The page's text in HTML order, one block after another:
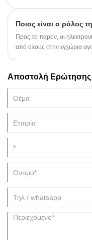
Προς το παρόν, οι
από όλους στην εγχώρια
Αποστολή Ερώτησης